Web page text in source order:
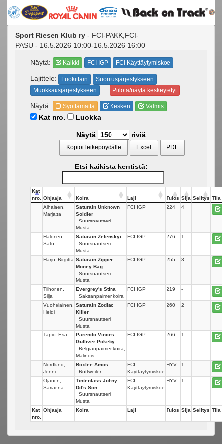
Sport Riesen Klub ry - FCI-PAKK,FCI-
PASU - 16.5.2026 10:00-16.5.2026 16:00
Näytä: Kaikki FCI IGP FCI Käyttäytymiskoe
Lajittele: Luokittain
Suoritusjärjestykseen
Muokkausjärjestykseen
Piilota/näytä keskeytetyt
Näytä: Syöttämättä Kesken Valmis
Kat nro. Luokka
Näytä riviä
Kopioi leikepöydälle Excel PDF
Etsi kaikista kentistä:
Kat
nro.
Ohjaaja Koira Laji Tulos Sija Selitys Tila
Alhainen,
Marjatta
Saturain Unknown
Soldier
Suursnautseri,
Musta
FCI IGP 224 4
Halonen,
Satu
Saturain Zelenskyi
Suursnautseri,
Musta
FCI IGP 276 1
Harju, Birgitta Saturain Zipper
Money Bag
Suursnautseri,
Musta
FCI IGP 255 3
Tiihonen,
Silja
Evergrey's Stina
Saksanpaimenkoira
FCI IGP 219 -
Vuohelainen,
Heidi
Saturain Zodiac
Killer
Suursnautseri,
Musta
FCI IGP 260 2
Tapio, Esa
Parendo Vinces
Gulliver Pokeby
Belgianpaimenkoira,
Malinois
FCI IGP 266 1
Nordlund,
Jenni
Boxlee Amos
Rottweiler
FCI
Käyttäytymiskoe
HYV 1
Ojanen,
Sarianna
Tintenfass Johny
Dd's Son
Suursnautseri,
Musta
FCI
Käyttäytymiskoe
HYV 1
Kat
nro.
Ohjaaja Koira Laji Tulos Sija Selitys Tila